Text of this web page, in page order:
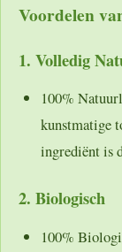
Voordelen
1. Volledig
100%
kunstmatige
ingrediënt is
2. Biologisch
100%